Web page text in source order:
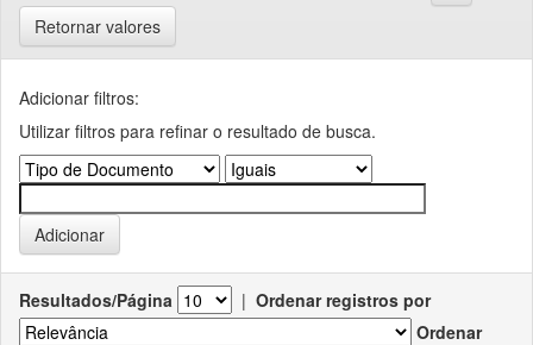
Retornar valores
Adicionar filtros:
Utilizar filtros para refinar o resultado de busca.
Resultados/Página | Ordenar registros por
Ordenar